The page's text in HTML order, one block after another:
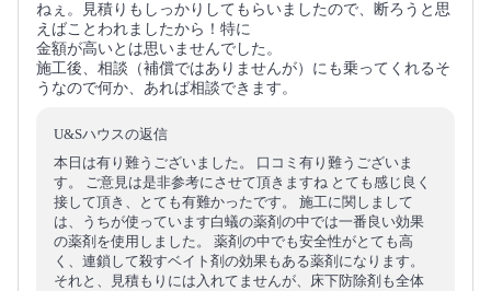
ねぇ。見積りもしっかりしてもらいましたので、断ろうと思
えばことわれましたから！特に
金額が高いとは思いませんでした。
施工後、相談（補償ではありませんが）にも乗ってくれるそ
うなので何か、あれば相談できます。
U&Sハウスの返信
本日は有り難うございました。 口コミ有り難うございま
す。 ご意見は是非参考にさせて頂きますね とても感じ良く
接して頂き、とても有難かったです。 施工に関しまして
は、うちが使っています白蟻の薬剤の中では一番良い効果
の薬剤を使用しました。 薬剤の中でも安全性がとても高
く、連鎖して殺すベイト剤の効果もある薬剤になります。
それと、見積もりには入れてませんが、床下防除剤も全体